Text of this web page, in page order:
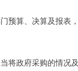
算、决算及报表，
政府采购的情况